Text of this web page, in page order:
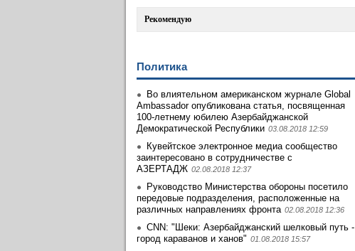
Рекомендую
Политика
Во влиятельном американском журнале Global
Ambassador опубликована статья, посвященная
100-летнему юбилею Азербайджанской
Демократической Республики 03.08.2018 12:59
Кувейтское электронное медиа сообщество
заинтеpесовано в сотрудничестве с
АЗЕРТАДЖ 02.08.2018 12:37
Руководство Министерства обороны посетило
передовые подразделения, расположенные на
различных направлениях фронта 02.08.2018 12:36
CNN: "Шеки: Азербайджанский шелковый путь -
город караванов и ханов" 01.08.2018 15:57